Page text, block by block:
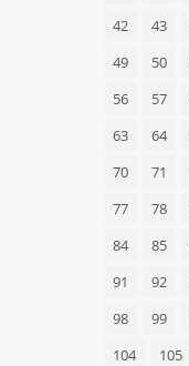
42
43
49
50
56
57
63
64
70
71
77
78
84
85
91
92
98
99
104
105